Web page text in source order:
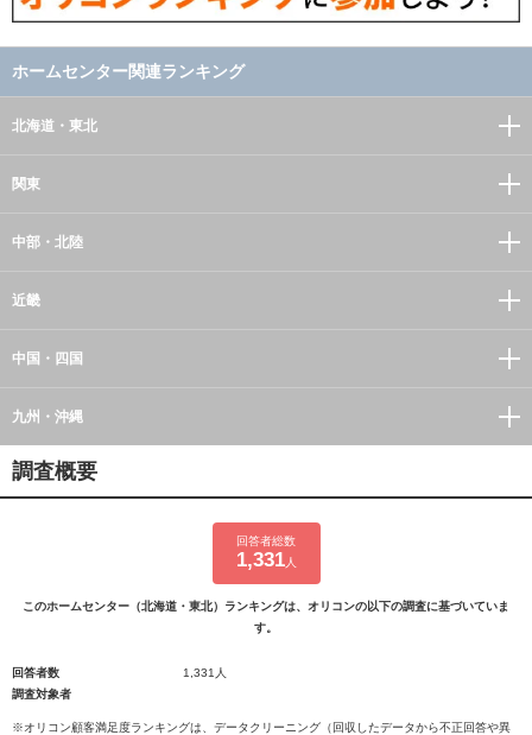
ホームセンター関連ランキング
北海道・東北
関東
中部・北陸
近畿
中国・四国
九州・沖縄
調査概要
回答者総数
1,331人
このホームセンター（北海道・東北）ランキングは、オリコンの以下の調査に基づいていま
す。
回答者数
1,331人
調査対象者
※オリコン顧客満足度ランキングは、データクリーニング（回収したデータから不正回答や異